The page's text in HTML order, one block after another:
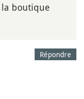
la boutique
Répondre